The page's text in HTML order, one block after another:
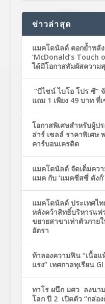
ข่าวล่าสุด
แมคโดนัลด์ ตอกย้ำพลั
‘McDonald’s
ได้มีโอกาสสัมผัสความ
“บีไชน์ ไบโอ โปร ซี”
แถม 1 เพียง 49 บาท ที่
โอกาสพิเศษสำหรับผู้ป
ล่าร์ เซลล์ ราคาพิเศษ
คาร์บอนเครดิต
แมคโดนัลด์ จัดเต็มคว
แมค กับ ‘แมคชีสซี่ ดังก์
แมคโดนัลด์ ประเทศไ
หลังคว้าสิทธิ์บริหารแ
ขยายสาขาเท่าตัวภาย
อัตรา
ท้าลองความฟิน “เนื้อ
แรง” เทศกาลทุเรียน
ทาโร ผนึก มศว ลงนา
โลก ปี 2 เปิดตัว “กล่อ